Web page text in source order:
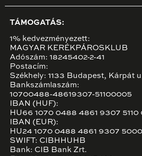
TÁMOGATÁS:
1% kedvezményezett:
MAGYAR KERÉKPÁROSKLUB
Adószám: 18245402-2-41
Postacím:
Székhely: 1133 Budapest, Kárpát
Bankszámlaszám:
10700488-48619307-51100005
IBAN (HUF):
HU66 1070 0488 4861 9307 5110
IBAN (EUR):
HU24 1070 0488 4861 9307
SWIFT: CIBHHUHB
Bank: CIB Bank Zrt.